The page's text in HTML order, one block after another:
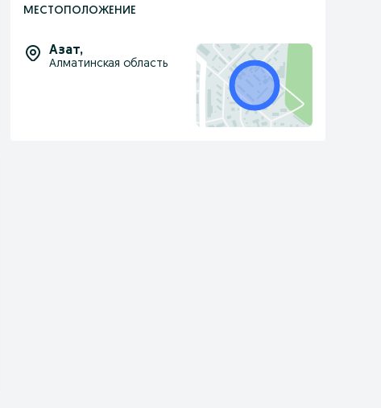
МЕСТОПОЛОЖЕНИЕ
Азат,
Алматинская область